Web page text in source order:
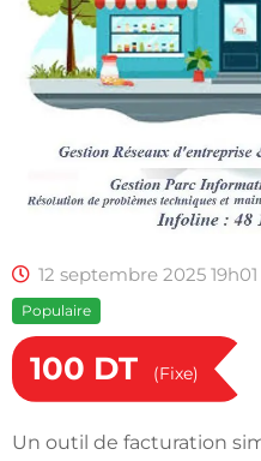
12 septembre 2025 19h01
Populaire
100 DT (Fixe)
Un outil de facturation